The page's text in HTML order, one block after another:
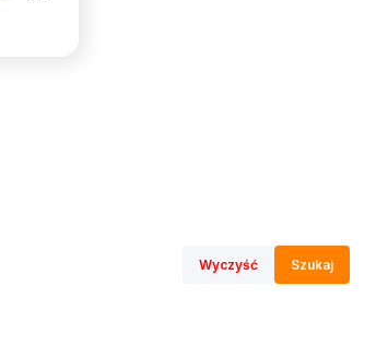
Wyczyść Szukaj